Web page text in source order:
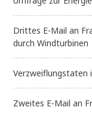
Drittes E-Mail an
durch Windturbinen
Verzweiflungstaten
Zweites E-Mail an